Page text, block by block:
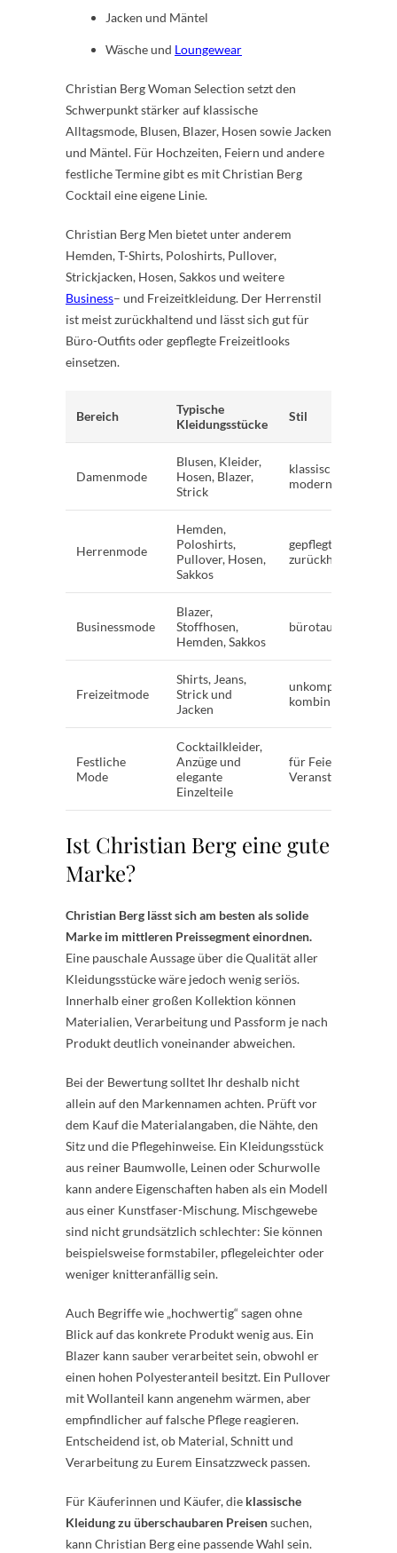
Jacken und Mäntel
Wäsche und Loungewear
Christian Berg Woman Selection setzt den
Schwerpunkt stärker auf klassische
Alltagsmode, Blusen, Blazer, Hosen sowie Jacken
und Mäntel. Für Hochzeiten, Feiern und andere
festliche Termine gibt es mit Christian Berg
Cocktail eine eigene Linie.
Christian Berg Men bietet unter anderem
Hemden, T-Shirts, Poloshirts, Pullover,
Strickjacken, Hosen, Sakkos und weitere
Business– und Freizeitkleidung. Der Herrenstil
ist meist zurückhaltend und lässt sich gut für
Büro-Outfits oder gepflegte Freizeitlooks
einsetzen.
Bereich
Typische
Kleidungsstücke
Stil
Damenmode
Blusen, Kleider,
Hosen, Blazer,
Strick
klassisch bis
modern
Herrenmode
Hemden,
Poloshirts,
Pullover, Hosen,
Sakkos
gepflegt und
zurückhaltend
Businessmode
Blazer,
Stoffhosen,
Hemden, Sakkos
bürotauglich
Freizeitmode
Shirts, Jeans,
Strick und
Jacken
unkompliziert
kombinierbar
Festliche
Mode
Cocktailkleider,
Anzüge und
elegante
Einzelteile
für Feiern und
Veranstaltungen
Ist Christian Berg eine gute
Marke?
Christian Berg lässt sich am besten als solide
Marke im mittleren Preissegment einordnen.
Eine pauschale Aussage über die Qualität aller
Kleidungsstücke wäre jedoch wenig seriös.
Innerhalb einer großen Kollektion können
Materialien, Verarbeitung und Passform je nach
Produkt deutlich voneinander abweichen.
Bei der Bewertung solltet Ihr deshalb nicht
allein auf den Markennamen achten. Prüft vor
dem Kauf die Materialangaben, die Nähte, den
Sitz und die Pflegehinweise. Ein Kleidungsstück
aus reiner Baumwolle, Leinen oder Schurwolle
kann andere Eigenschaften haben als ein Modell
aus einer Kunstfaser-Mischung. Mischgewebe
sind nicht grundsätzlich schlechter: Sie können
beispielsweise formstabiler, pflegeleichter oder
weniger knitteranfällig sein.
Auch Begriffe wie „hochwertig“ sagen ohne
Blick auf das konkrete Produkt wenig aus. Ein
Blazer kann sauber verarbeitet sein, obwohl er
einen hohen Polyesteranteil besitzt. Ein Pullover
mit Wollanteil kann angenehm wärmen, aber
empfindlicher auf falsche Pflege reagieren.
Entscheidend ist, ob Material, Schnitt und
Verarbeitung zu Eurem Einsatzzweck passen.
Für Käuferinnen und Käufer, die klassische
Kleidung zu überschaubaren Preisensuchen,
kann Christian Berg eine passende Wahl sein.